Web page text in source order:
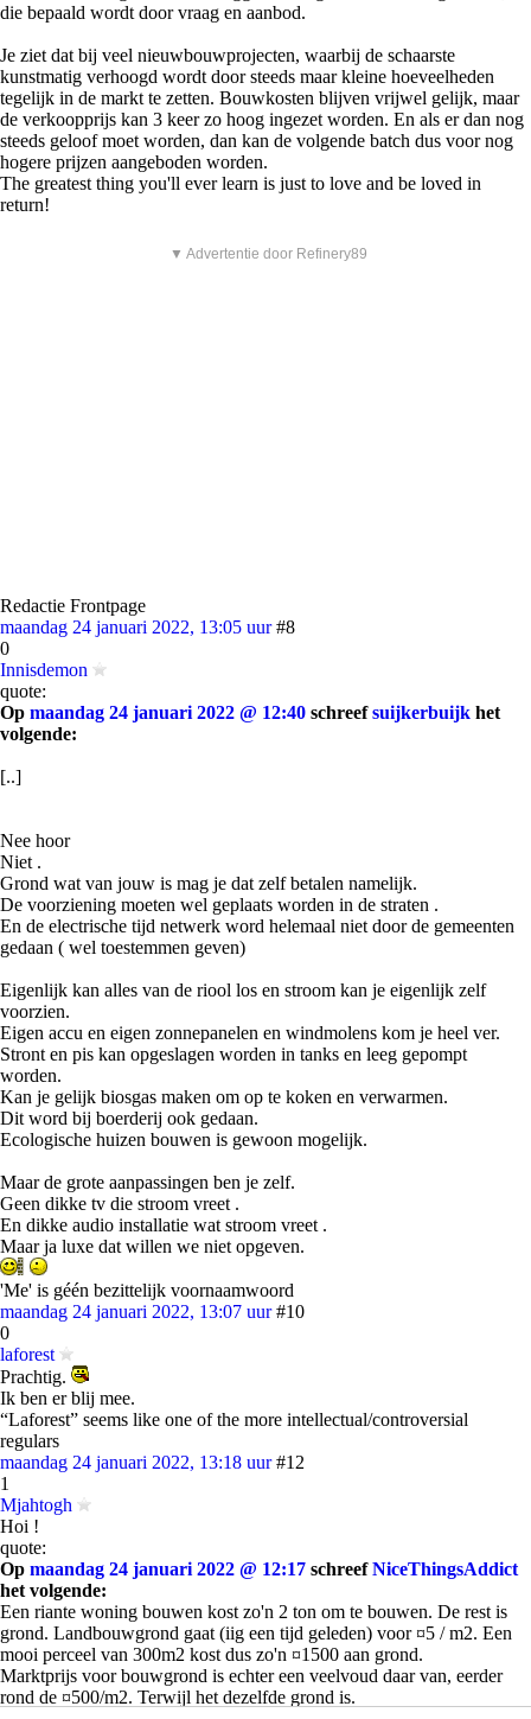
die bepaald wordt door vraag en aanbod.
Je ziet dat bij veel nieuwbouwprojecten, waarbij de schaarste
kunstmatig verhoogd wordt door steeds maar kleine hoeveelheden
tegelijk in de markt te zetten. Bouwkosten blijven vrijwel gelijk, maar
de verkoopprijs kan 3 keer zo hoog ingezet worden. En als er dan nog
steeds geloof moet worden, dan kan de volgende batch dus voor nog
hogere prijzen aangeboden worden.
The greatest thing you'll ever learn is just to love and be loved in
return!
▼ Advertentie door Refinery89
Redactie Frontpage
maandag 24 januari 2022, 13:05 uur #8
0
Innisdemon
quote:
Op maandag 24 januari 2022 @ 12:40 schreefsuijkerbuijk het
volgende:
[..]
Nee hoor
Niet .
Grond wat van jouw is mag je dat zelf betalen namelijk.
De voorziening moeten wel geplaats worden in de straten .
En de electrische tijd netwerk word helemaal niet door de gemeenten
gedaan ( wel toestemmen geven)
Eigenlijk kan alles van de riool los en stroom kan je eigenlijk zelf
voorzien.
Eigen accu en eigen zonnepanelen en windmolens kom je heel ver.
Stront en pis kan opgeslagen worden in tanks en leeg gepompt
worden.
Kan je gelijk biosgas maken om op te koken en verwarmen.
Dit word bij boerderij ook gedaan.
Ecologische huizen bouwen is gewoon mogelijk.
Maar de grote aanpassingen ben je zelf.
Geen dikke tv die stroom vreet .
En dikke audio installatie wat stroom vreet .
Maar ja luxe dat willen we niet opgeven.
'Me' is géén bezittelijk voornaamwoord
maandag 24 januari 2022, 13:07 uur #10
0
laforest
Prachtig.
Ik ben er blij mee.
“Laforest” seems like one of the more intellectual/controversial
regulars
maandag 24 januari 2022, 13:18 uur #12
1
Mjahtogh
Hoi !
quote:
Op maandag 24 januari 2022 @ 12:17 schreefNiceThingsAddict
het volgende:
Een riante woning bouwen kost zo'n 2 ton om te bouwen. De rest is
grond. Landbouwgrond gaat (iig een tijd geleden) voor ¤5 / m2. Een
mooi perceel van 300m2 kost dus zo'n ¤1500 aan grond.
Marktprijs voor bouwgrond is echter een veelvoud daar van, eerder
rond de ¤500/m2. Terwijl het dezelfde grond is.